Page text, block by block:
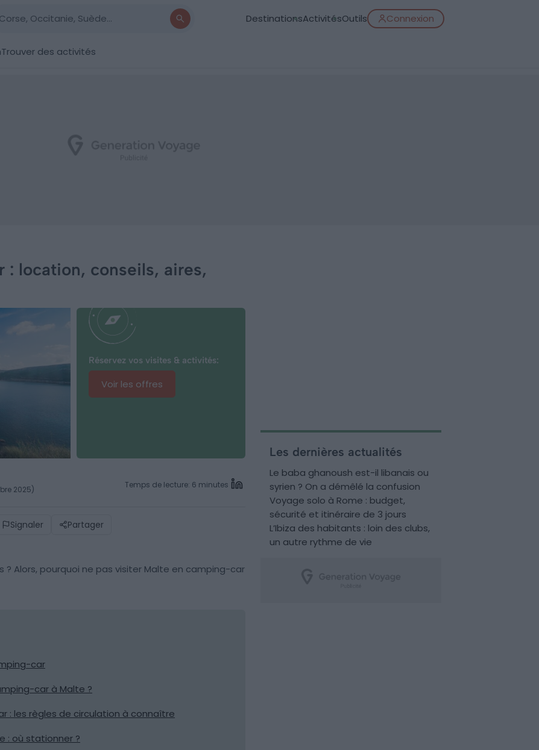
DestinationsActivitésOutils Connexion
Trouver des activités
location, conseils, aires,
Réservez vos visites & activités:
Voir les offres
2025) Temps de lecture: 6 minutes
Signaler Partager
? Alors, pourquoi ne pas visiter Malte en camping-car
car
car à Malte ?
: les règles de circulation à connaître
: où stationner ?
Les dernières actualités
Le baba ghanoush est-il libanais ou
syrien ? On a démêlé la confusion
Voyage solo à Rome : budget,
sécurité et itinéraire de 3 jours
L’Ibiza des habitants : loin des clubs,
un autre rythme de vie